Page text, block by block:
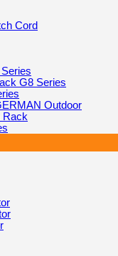
Cord
G8 Series
Outdoor
Rack